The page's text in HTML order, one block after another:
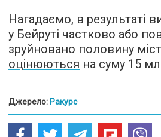
Нагадаємо, в результаті
у Бейруті частково або
зруйновано половину
оцінюються на суму 15
Джерело: Ракурс